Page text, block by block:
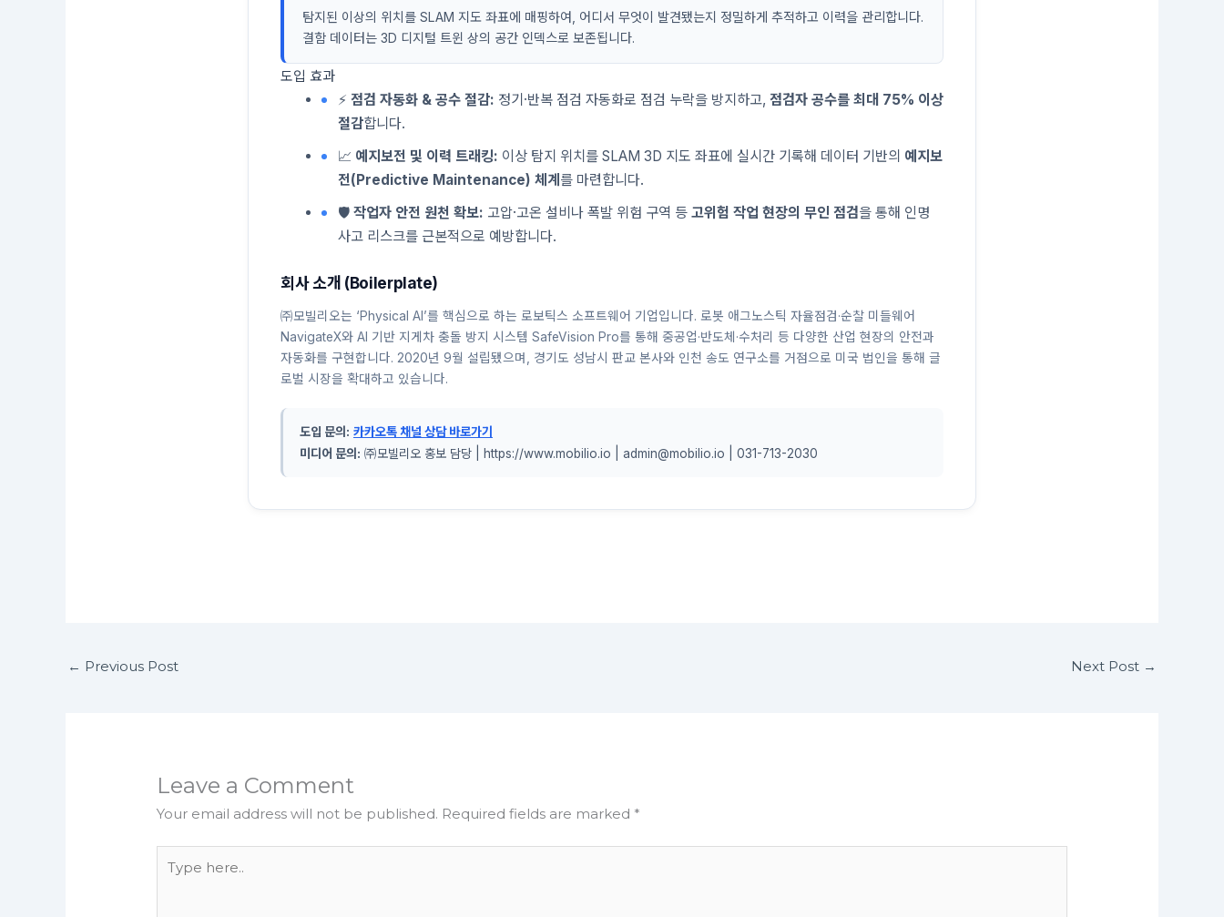
탐지된 이상의 위치를 SLAM 지도 좌표에 매핑하여, 어디서 무엇이 발견됐는지 정밀하게 추적하고 이력을 관리합니다.
결함 데이터는 3D 디지털 트윈 상의 공간 인덱스로 보존됩니다.
도입 효과
⚡ 점검 자동화 & 공수 절감: 정기·반복 점검 자동화로 점검 누락을 방지하고, 점검자 공수를 최대 75% 이상
절감합니다.
📈 예지보전 및 이력 트래킹: 이상 탐지 위치를 SLAM 3D 지도 좌표에 실시간 기록해 데이터 기반의 예지보
전(Predictive Maintenance) 체계 를 마련합니다.
🛡️ 작업자 안전 원천 확보: 고압·고온 설비나 폭발 위험 구역 등 고위험 작업 현장의 무인 점검을 통해 인명
사고 리스크를 근본적으로 예방합니다.
회사 소개 (Boilerplate)
㈜모빌리오는 ‘Physical AI’를 핵심으로 하는 로보틱스 소프트웨어 기업입니다. 로봇 애그노스틱 자율점검·순찰 미들웨어
NavigateX와 AI 기반 지게차 충돌 방지 시스템 SafeVision Pro를 통해 중공업·반도체·수처리 등 다양한 산업 현장의 안전과
자동화를 구현합니다. 2020년 9월 설립됐으며, 경기도 성남시 판교 본사와 인천 송도 연구소를 거점으로 미국 법인을 통해 글
로벌 시장을 확대하고 있습니다.
도입 문의: 카카오톡 채널 상담 바로가기
미디어 문의: ㈜모빌리오 홍보 담당 | https://www.mobilio.io | admin@mobilio.io | 031-713-2030
← Previous Post Next Post →
Leave a Comment
Your email address will not be published. Required fields are marked *
here..